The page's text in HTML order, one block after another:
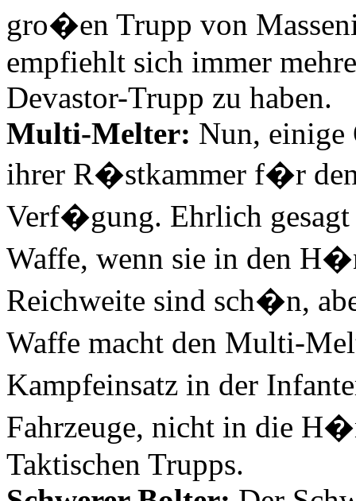
gro�en Trupp von
empfiehlt sich immer
Devastor-Trupp zu haben.
Multi-Melter: Nun, einige
ihrer R�stkammer f�r den
Verf�gung. Ehrlich
Waffe, wenn sie in den
Reichweite sind sch�n,
Waffe macht den Multi-
Kampfeinsatz in der
Fahrzeuge, nicht in die
Taktischen Trupps.